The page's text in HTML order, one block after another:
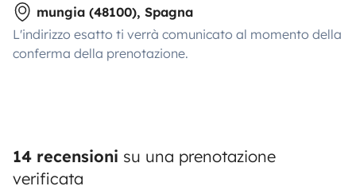
mungia (48100), Spagna
L'indirizzo esatto ti verrà comunicato al momento della
conferma della prenotazione.
14 recensioni su una prenotazione
verificata